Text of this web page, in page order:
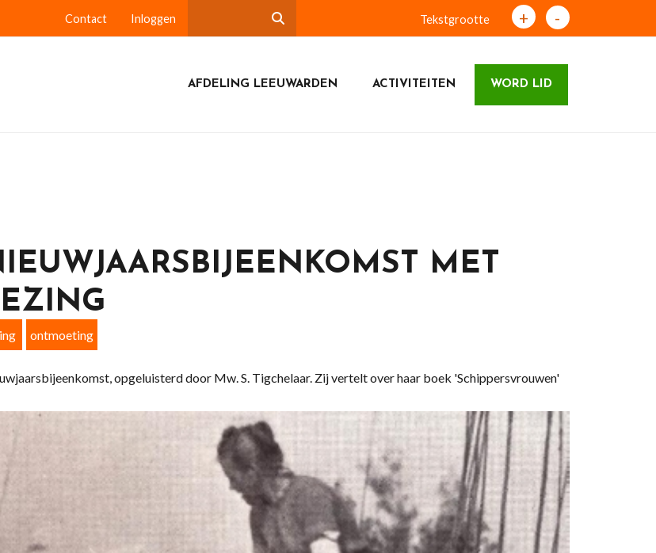
Contact Inloggen Tekstgrootte + -
AFDELING LEEUWARDEN ACTIVITEITEN WORD LID
MET
ontmoeting
opgeluisterd door Mw. S. Tigchelaar. Zij vertelt over haar boek 'Schippersvrouwen'